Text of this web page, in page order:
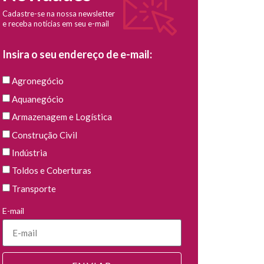
Cadastre-se na nossa newsletter
e receba notícias em seu e-mail
Insira o seu endereço de e-mail:
Agronegócio
Aquanegócio
Armazenagem e Logística
Construção Civil
Indústria
Toldos e Coberturas
Transporte
E-mail